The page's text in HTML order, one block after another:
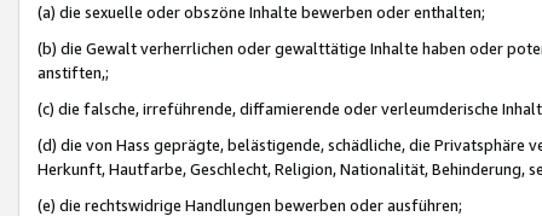
(a) die sexuelle oder obszöne Inhalte bewerben oder enthalten;
(b) die Gewalt verherrlichen oder gewalttätige Inhalte haben oder
anstiften,;
(c) die falsche, irreführende, diffamierende oder verleumderische
(d) die von Hass geprägte, belästigende, schädliche, die Privatsphäre
Herkunft, Hautfarbe, Geschlecht, Religion, Nationalität, Behinderung,
(e) die rechtswidrige Handlungen bewerben oder ausführen;